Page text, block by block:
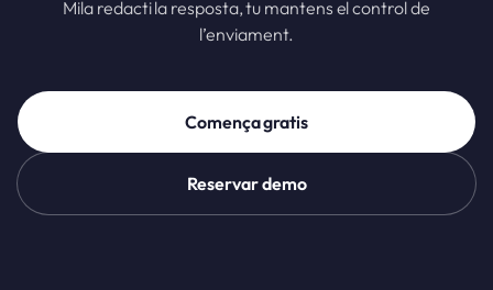
Mila redacti la resposta, tu mantens el control de
l’enviament.
Comença gratis
Reservar demo